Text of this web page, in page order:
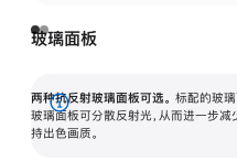
玻璃面板
两种抗反射玻璃面板可选。 标配的玻璃
玻璃面板可分散反射光，从而进一步
持出色画质。
展
开